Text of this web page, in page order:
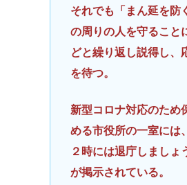
それでも「まん延を防
の周りの人を守ること
どと繰り返し説得し、
を待つ。
新型コロナ対応のため
める市役所の一室には
２時には退庁しましょ
が掲示されている。